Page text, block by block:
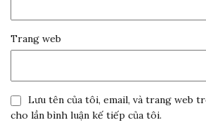
Trang web
Lưu tên của tôi, email, và trang web
cho lần bình luận kế tiếp của tôi.